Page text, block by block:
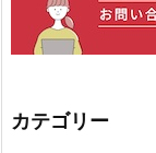
カテゴリー